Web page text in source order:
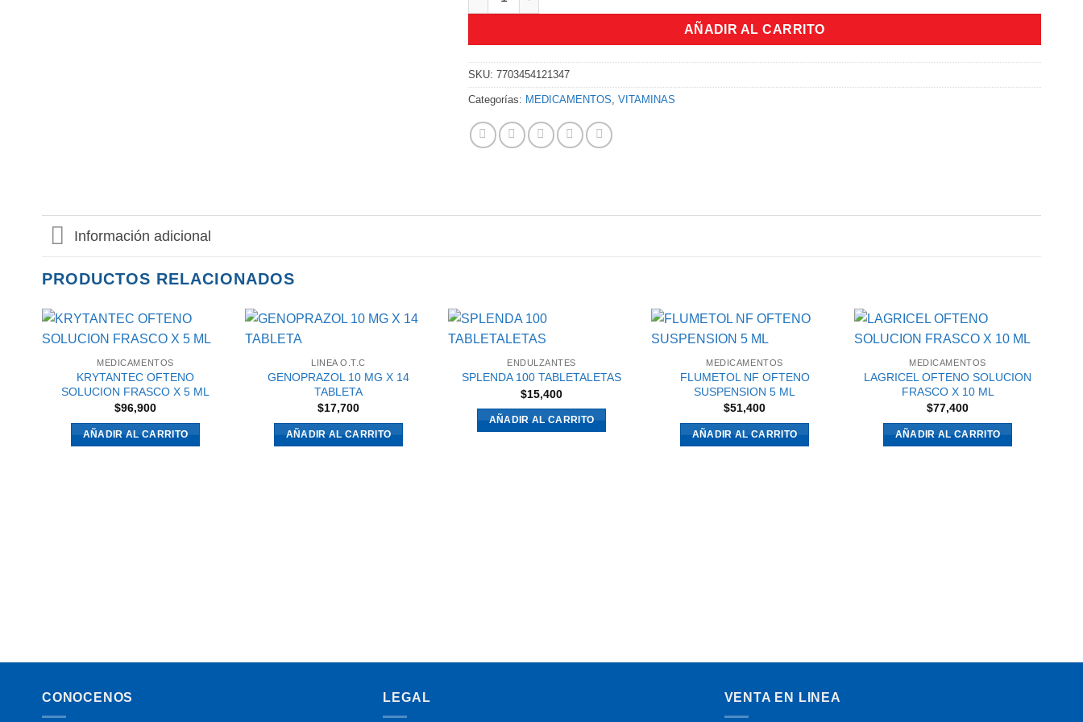
AÑADIR AL CARRITO
SKU:7703454121347
Categorías: MEDICAMENTOS ,VITAMINAS
Información adicional
PRODUCTOS RELACIONADOS
MEDICAMENTOS
KRYTANTEC OFTENO
SOLUCION FRASCO X 5 ML
$96,900
AÑADIR AL CARRITO
LINEA O.T.C
GENOPRAZOL 10 MG X 14
TABLETA
$17,700
AÑADIR AL CARRITO
ENDULZANTES
SPLENDA 100 TABLETALETAS
$15,400
AÑADIR AL CARRITO
MEDICAMENTOS
FLUMETOL NF OFTENO
SUSPENSION 5 ML
$51,400
AÑADIR AL CARRITO
MEDICAMENTOS
LAGRICEL OFTENO SOLUCION
FRASCO X 10 ML
$77,400
AÑADIR AL CARRITO
CONOCENOS LEGAL VENTA EN LINEA